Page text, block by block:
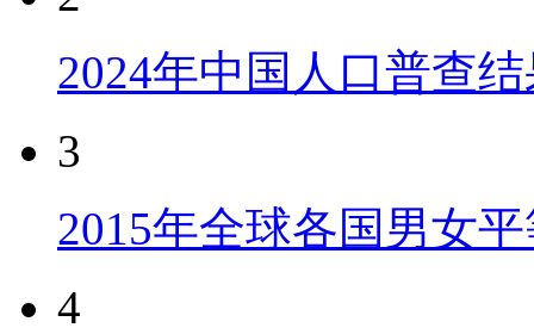
2024年中国人口普查
3
2015年全球各国男女
4